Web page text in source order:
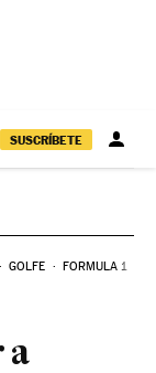
SUSCRÍBETE
GOLFE FORMULA 1
a